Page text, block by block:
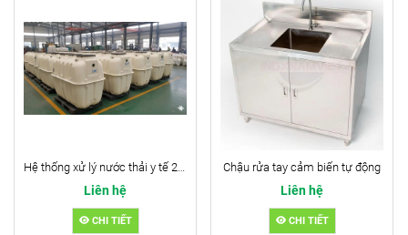
Liên hệ
CHI TIẾT
Chậu rửa tay cảm biến tự động
Liên hệ
CHI TIẾT